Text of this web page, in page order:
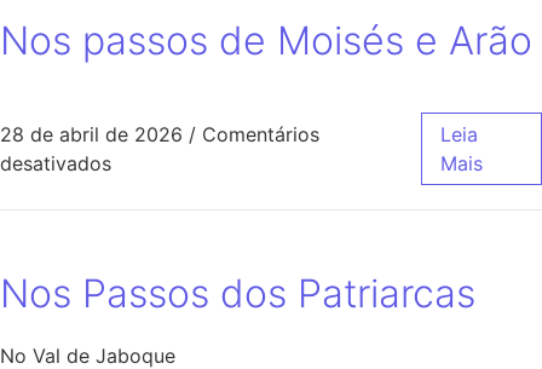
Nos passos de Moisés e Arão
28 de abril de 2026 / Comentários
desativados
Leia
Mais
Nos Passos dos Patriarcas
No Val de Jaboque